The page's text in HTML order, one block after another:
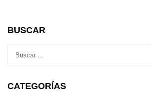
E
«MAREA
DA
BUSCAR
CATEGORÍAS